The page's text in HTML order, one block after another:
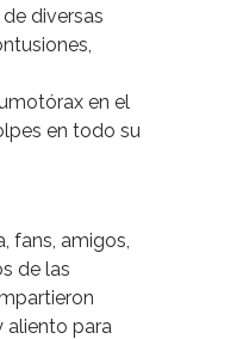
diversas
en el
en todo su
fans, amigos,
de las
aliento para